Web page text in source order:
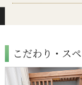
こだわり・ス